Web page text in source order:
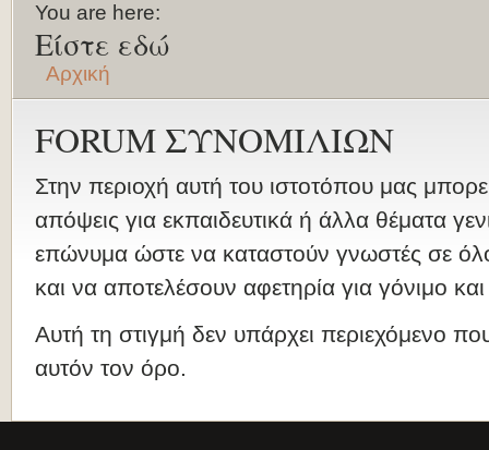
You are here:
Είστε εδώ
Αρχική
FORUM ΣΥΝΟΜΙΛΙΩΝ
Στην περιοχή αυτή του ιστοτόπου μας
απόψεις για εκπαιδευτικά ή άλλα θέματα
επώνυμα ώστε να καταστούν γνωστές σε
και να αποτελέσουν αφετηρία για γόνιμο
Αυτή τη στιγμή δεν υπάρχει περιεχόμενο
αυτόν τον όρο.